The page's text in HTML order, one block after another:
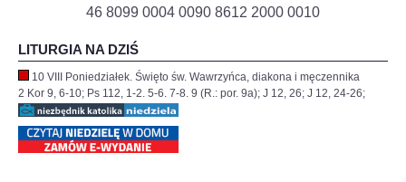
46 8099 0004 0090 8612 2000 0010
LITURGIA NA DZIŚ
10 VIII Poniedziałek. Święto św. Wawrzyńca, diakona i męczennika
2 Kor 9, 6-10; Ps 112, 1-2. 5-6. 7-8. 9 (R.: por. 9a); J 12, 26; J 12, 24-26;